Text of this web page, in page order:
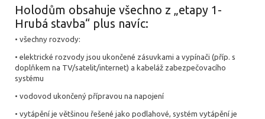
Holodům obsahuje všechno z „etapy 1-
Hrubá stavba“ plus navíc:
• všechny rozvody:
• elektrické rozvody jsou ukončené zásuvkami a vypínači (příp. s
doplňkem na TV/satelit/internet) a kabeláž zabezpečovacího
systému
• vodovod ukončený přípravou na napojení
• vytápění je většinou řešené jako podlahové, systém vytápění je